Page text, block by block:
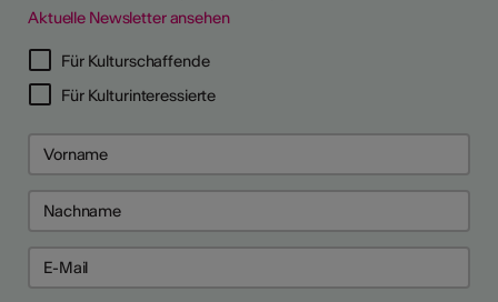
Aktuelle Newsletter ansehen
Für Kulturschaffende
Für Kulturinteressierte